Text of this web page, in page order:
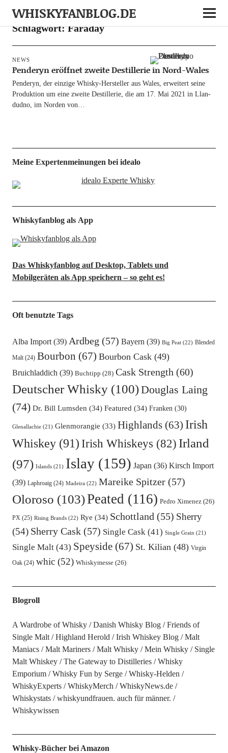
WHISKYFANBLOG.DE
Schlagwort:Faraday
NEWS
Penderyn eröffnet zweite Destillerie in Nord-Wales
Pen­deryn, der ein­zi­ge Whis­ky-Her­s­tel­­ler aus Wales, erwei­tert sei­ne
Pro­duk­ti­on um eine zwei­te Destil­le­rie, die am 17. Mai 2021 in Llan­
dud­no, im Nor­den von…
Meine Expertenmeinungen bei idealo
Whiskyfanblog als App
Das Whiskyfanblog auf Desktop, Tablets und
Mobilgeräten als App speichern – so geht es!
Oft benutzte Tags
Alba Import(39) Ardbeg (57) Bayern(39) Big Peat(22) Blended
Malt(24) Bourbon (67) Bourbon Cask(49)
Bruichladdich(39) Buchtipp (28) Cask Strength (60)
Deutscher Whisky(100)Douglas Laing
(74) Dr. Bill Lumsden (34) Featured (34) Franken(30)
Glenallachie(21) Glenmorangie (33) Highlands(63) Irish
Whiskey(91) Irish Whiskeys (82) Irland
(97) Islands(21) Islay(159) Japan (36) Kirsch Import
(39) Laphroaig(24) Madeira(22) Mareike Spitzer(57)
Oloroso (103)Peated (116) Pedro Ximenez(26)
PX(25) Rising Brands(22) Rye (34) Schottland (55) Sherry
(54) Sherry Cask(57) Single Cask(41) Single Grain (21)
Single Malt(43) Speyside(67) St. Kilian(48) Virgin
Oak(24) whic(52) Whiskymesse(26)
Blogroll
A Wardrobe of Whisky Danish Whisky Blog
Friends of
Single Malt
Highland Herold Irish Whiskey Blog
Malt
Maniacs
Malt Mariners Malt Whisky Mein Whisky
Single
Malt Whiskey
The Gateway to Distilleries
Whisky
Emporium
Whisky Fun by Serge
Whisky-Helden
WhiskyExperts
WhiskyMerch
WhiskyNews.de
Whiskystats
whiskyundfrauen. auch für männer.
Whiskywissen
Whisky-Bücher bei Amazon